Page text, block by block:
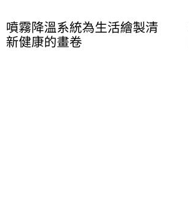
噴霧降溫系統為生活繪製清
新健康的畫卷